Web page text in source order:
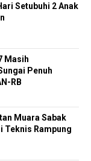
Setubuhi 2 Anak
Masih
Penuh
RB
Muara Sabak
Teknis Rampung